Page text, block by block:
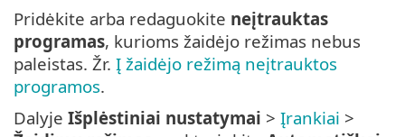
Pridėkite arba redaguokite neįtrauktas
programas, kurioms žaidėjo režimas nebus
paleistas. Žr. Į žaidėjo režimą neįtrauktos
programos.
Dalyje Išplėstiniai nustatymai > Įrankiai >